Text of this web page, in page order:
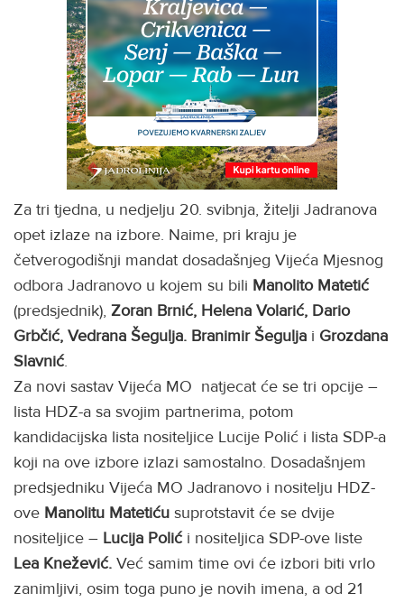
Za tri tjedna, u nedjelju 20. svibnja, žitelji Jadranova
opet izlaze na izbore. Naime, pri kraju je
četverogodišnji mandat dosadašnjeg Vijeća Mjesnog
odbora Jadranovo u kojem su bili Manolito Matetić
(predsjednik), Zoran Brnić, Helena Volarić, Dario
Grbčić, Vedrana Šegulja. Branimir Šegulja i Grozdana
Slavnić.
Za novi sastav Vijeća MO natjecat će se tri opcije –
lista HDZ-a sa svojim partnerima, potom
kandidacijska lista nositeljice Lucije Polić i lista SDP-a
koji na ove izbore izlazi samostalno. Dosadašnjem
predsjedniku Vijeća MO Jadranovo i nositelju HDZ-
ove Manolitu Matetiću suprotstavit će se dvije
nositeljice – Lucija Polići nositeljica SDP-ove liste
Lea Knežević. Već samim time ovi će izbori biti vrlo
zanimljivi, osim toga puno je novih imena, a od 21